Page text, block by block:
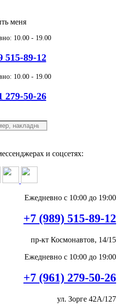
меня
10.00 - 19.00
515-89-12
10.00 - 19.00
279-50-26
и соцсетях:
Ежедневно с 10:00 до 19:00
+7 (989) 515-89-12
пр-кт Космонавтов, 14/15
Ежедневно с 10:00 до 19:00
+7 (961) 279-50-26
ул. Зорге 42А/127